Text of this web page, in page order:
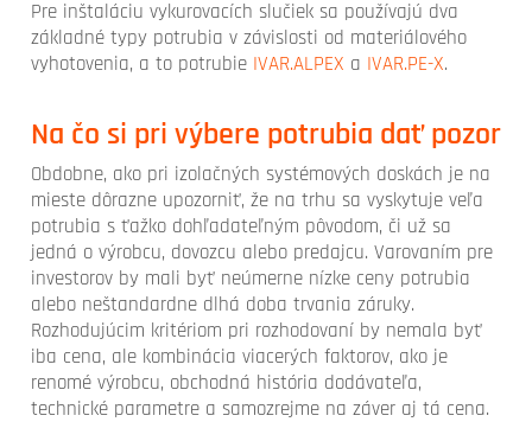
Pre inštaláciu vykurovacích slučiek sa používajú dva
základné typy potrubia v závislosti od materiálového
vyhotovenia, a to potrubie IVAR.ALPEX a IVAR.PE-X.
Na čo si pri výbere potrubia dať pozor
Obdobne, ako pri izolačných systémových doskách je na
mieste dôrazne upozorniť, že na trhu sa vyskytuje veľa
potrubia s ťažko dohľadateľným pôvodom, či už sa
jedná o výrobcu, dovozcu alebo predajcu. Varovaním pre
investorov by mali byť neúmerne nízke ceny potrubia
alebo neštandardne dlhá doba trvania záruky.
Rozhodujúcim kritériom pri rozhodovaní by nemala byť
iba cena, ale kombinácia viacerých faktorov, ako je
renomé výrobcu, obchodná história dodávateľa,
technické parametre a samozrejme na záver aj tá cena.